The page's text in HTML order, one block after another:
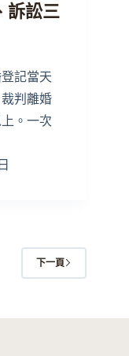
訴訟三
記當天
判離婚
。一次
下一頁